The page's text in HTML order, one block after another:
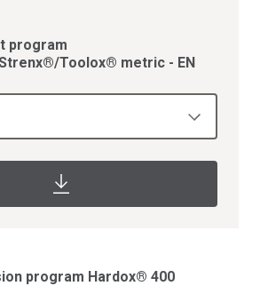
program
Toolox® metric - EN
program Hardox® 400